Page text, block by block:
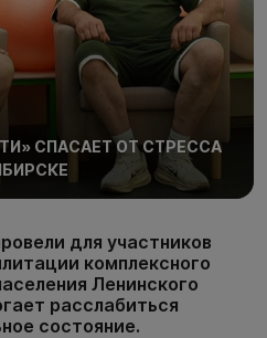
СПАСАЕТ ОТ СТРЕССА
для участников
комплексного
Ленинского
расслабиться
состояние.